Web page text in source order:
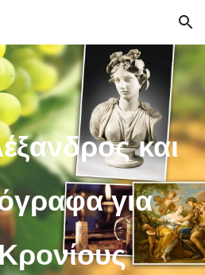
Skip to navigation
και
για